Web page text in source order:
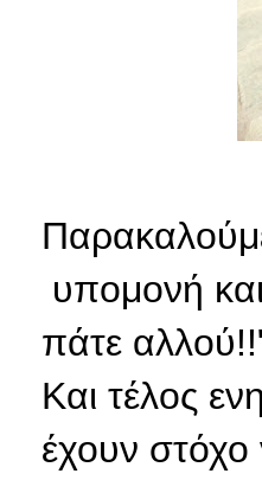
υπομονή
πάτε
Και τέλος
έχουν